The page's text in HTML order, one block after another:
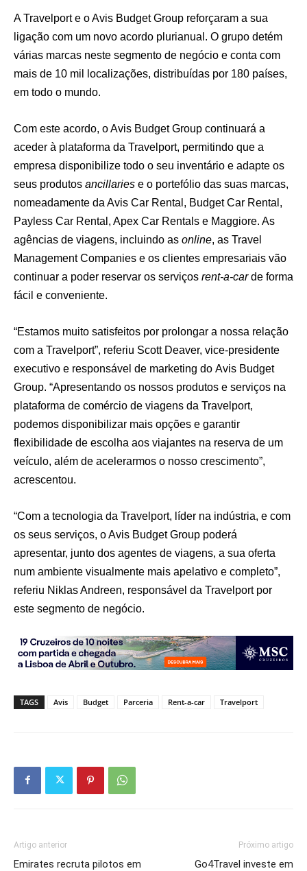
A Travelport e o Avis Budget Group reforçaram a sua
ligação com um novo acordo plurianual. O grupo detém
várias marcas neste segmento de negócio e conta com
mais de 10 mil localizações, distribuídas por 180 países,
em todo o mundo.
Com este acordo, o Avis Budget Group continuará a
aceder à plataforma da Travelport, permitindo que a
empresa disponibilize todo o seu inventário e adapte os
seus produtos ancillaries e o portefólio das suas marcas,
nomeadamente da Avis Car Rental, Budget Car Rental,
Payless Car Rental, Apex Car Rentals e Maggiore. As
agências de viagens, incluindo as online, as Travel
Management Companies e os clientes empresariais vão
continuar a poder reservar os serviços rent-a-carde forma
fácil e conveniente.
“Estamos muito satisfeitos por prolongar a nossa relação
com a Travelport”, referiu Scott Deaver, vice-presidente
executivo e responsável de marketing do Avis Budget
Group. “Apresentando os nossos produtos e serviços na
plataforma de comércio de viagens da Travelport,
podemos disponibilizar mais opções e garantir
flexibilidade de escolha aos viajantes na reserva de um
veículo, além de acelerarmos o nosso crescimento”,
acrescentou.
“Com a tecnologia da Travelport, líder na indústria, e com
os seus serviços, o Avis Budget Group poderá
apresentar, junto dos agentes de viagens, a sua oferta
num ambiente visualmente mais apelativo e completo”,
referiu Niklas Andreen, responsável da Travelport por
este segmento de negócio.
TAGS Avis Budget Parceria Rent-a-car Travelport
Artigo anterior
Emirates recruta pilotos em
Próximo artigo
Go4Travel investe em